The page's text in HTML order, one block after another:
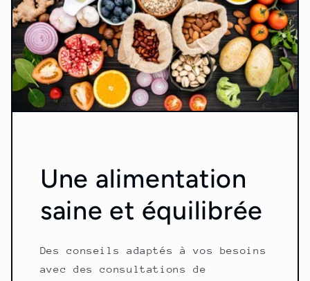
Une alimentation
saine et équilibrée
Des conseils adaptés à vos besoins
avec des consultations de